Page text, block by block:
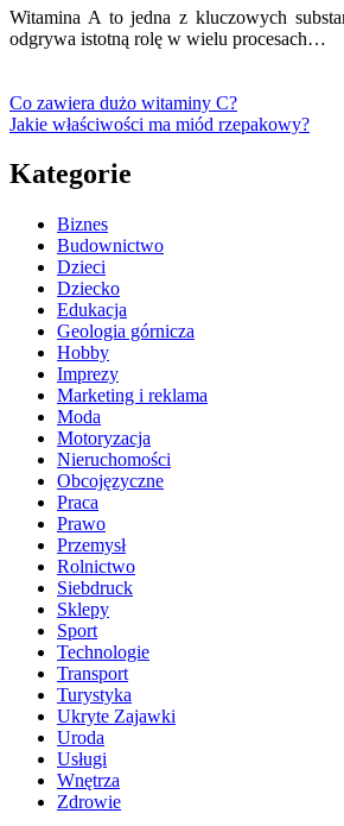
Witamina A to jedna z kluczowych
odgrywa istotną rolę w wielu procesach…
Co zawiera dużo witaminy C?
Jakie właściwości ma miód rzepakowy?
Kategorie
Biznes
Budownictwo
Dzieci
Dziecko
Edukacja
Geologia górnicza
Hobby
Imprezy
Marketing i reklama
Moda
Motoryzacja
Nieruchomości
Obcojęzyczne
Praca
Prawo
Przemysł
Rolnictwo
Siebdruck
Sklepy
Sport
Technologie
Transport
Turystyka
Ukryte Zajawki
Uroda
Usługi
Wnętrza
Zdrowie